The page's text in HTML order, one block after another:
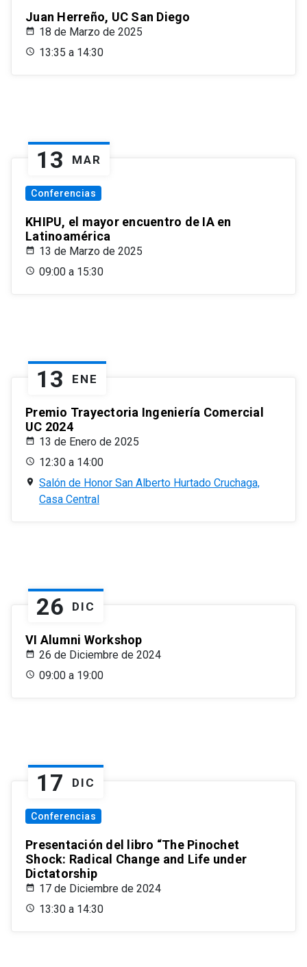
Juan Herreño, UC San Diego
18 de Marzo de 2025
13:35 a 14:30
13 MAR
Conferencias
KHIPU, el mayor encuentro de IA en
Latinoamérica
13 de Marzo de 2025
09:00 a 15:30
13 ENE
Premio Trayectoria Ingeniería Comercial
UC 2024
13 de Enero de 2025
12:30 a 14:00
Salón de Honor San Alberto Hurtado Cruchaga,
Casa Central
26 DIC
VI Alumni Workshop
26 de Diciembre de 2024
09:00 a 19:00
17 DIC
Conferencias
Presentación del libro “The Pinochet
Shock: Radical Change and Life under
Dictatorship
17 de Diciembre de 2024
13:30 a 14:30